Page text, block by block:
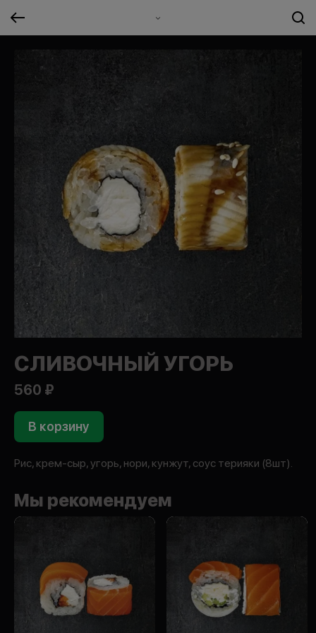
СЛИВОЧНЫЙ УГОРЬ
560 ₽
В корзину
Рис, крем-сыр, угорь, нори, кунжут, соус терияки (8шт).
Мы рекомендуем